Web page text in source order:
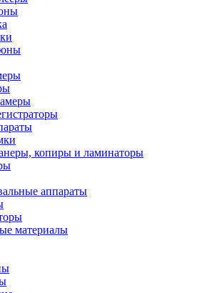
копиры и ламинаторы
аппараты
материалы